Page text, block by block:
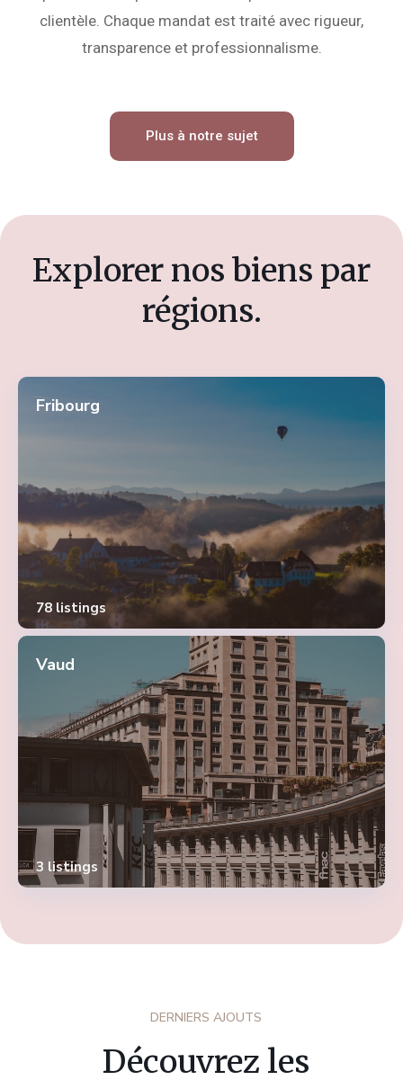
clientèle. Chaque mandat est traité avec rigueur,
transparence et professionnalisme.
Plus à notre sujet
Explorer nos biens par
régions.
Fribourg
78 listings
Vaud
3 listings
DERNIERS AJOUTS
Découvrez les